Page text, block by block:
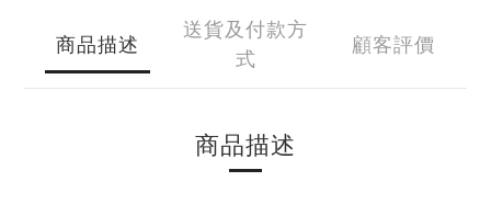
商品描述
送貨及付款方
式
顧客評價
商品描述